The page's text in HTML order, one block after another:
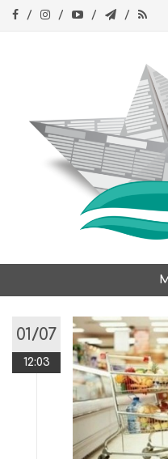
content
01/07
12:03